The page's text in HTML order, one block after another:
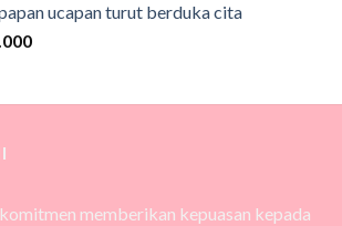
ucapan turut berduka cita
memberikan kepuasan kepada